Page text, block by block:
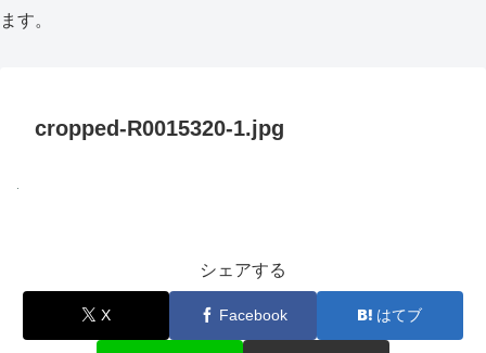
ます。
cropped-R0015320-1.jpg
シェアする
X Facebook はてブ